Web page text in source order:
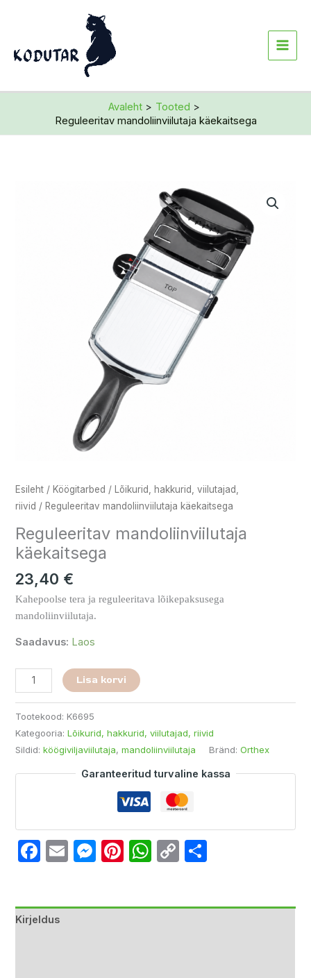
Avaleht
Tooted
Reguleeritav mandoliinviilutaja käekaitsega
Esileht / Köögitarbed / Lõikurid, hakkurid, viilutajad,
riivid / Reguleeritav mandoliinviilutaja käekaitsega
Reguleeritav mandoliinviilutaja
käekaitsega
23,40 €
Kahepoolse tera ja reguleeritava lõikepaksusega
mandoliinviilutaja.
Saadavus: Laos
Lisa korvi
Tootekood: K6695
Kategooria:Lõikurid, hakkurid, viilutajad, riivid
Sildid:köögiviljaviilutaja,mandoliinviilutaja Bränd:Orthex
Garanteeritud turvaline kassa
Facebook
EmailMessenger
Pinterest
WhatsApp
Copy
Kirjeldus